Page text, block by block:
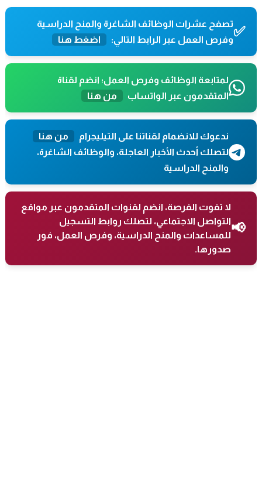
✅تصفح عشرات الوظائف الشاغرة والمنح الدراسية
وفرص العمل عبر الرابط التالي:
اضغط هنا
لمتابعة الوظائف وفرص العمل؛ انضم لقناة
المتقدمون عبر الواتساب
من هنا
ندعوك للانضمام لقناتنا على التيليجرام
من هنا
لتصلك أحدث الأخبار العاجلة، والوظائف الشاغرة،
والمنح الدراسية
📢
لا تفوت الفرصة، انضم لقنوات المتقدمون عبر مواقع
التواصل الاجتماعي، لتصلك روابط التسجيل
للمساعدات والمنح الدراسية، وفرص العمل، فور
صدورها.